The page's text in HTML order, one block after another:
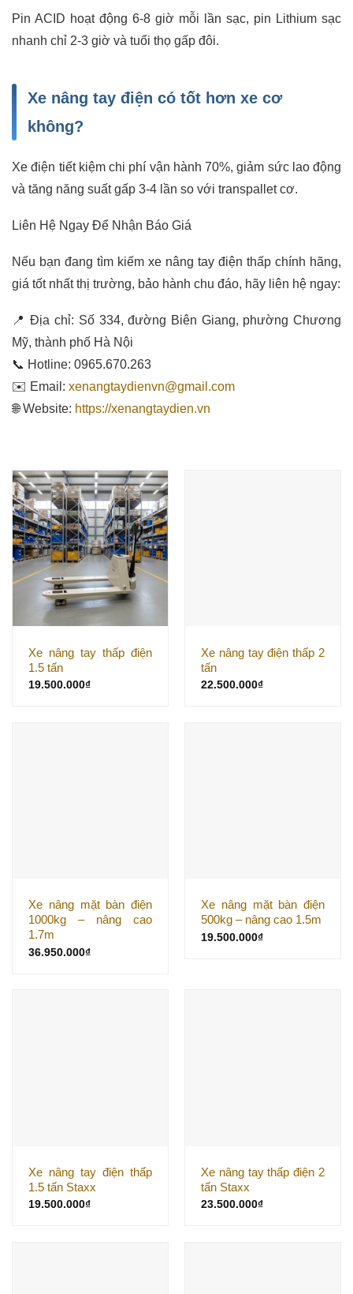
Pin ACID hoạt động 6-8 giờ mỗi lần sạc, pin Lithium sạc
nhanh chỉ 2-3 giờ và tuổi thọ gấp đôi.
Xe nâng tay điện có tốt hơn xe cơ
không?
Xe điện tiết kiệm chi phí vận hành 70%, giảm sức lao động
và tăng năng suất gấp 3-4 lần so với transpallet cơ.
Liên Hệ Ngay Để Nhận Báo Giá
Nếu bạn đang tìm kiếm xe nâng tay điện thấp chính hãng,
giá tốt nhất thị trường, bảo hành chu đáo, hãy liên hệ ngay:
📍 Địa chỉ: Số 334, đường Biên Giang, phường Chương
Mỹ, thành phố Hà Nội
📞 Hotline: 0965.670.263
✉️ Email: xenangtaydienvn@gmail.com
🌐 Website: https://xenangtaydien.vn
Xe nâng tay thấp điện
1.5 tấn
19.500.000₫
Xe nâng tay điện thấp 2
tấn
22.500.000₫
Xe nâng mặt bàn điện
1000kg – nâng cao
1.7m
36.950.000₫
Xe nâng mặt bàn điện
500kg – nâng cao 1.5m
19.500.000₫
Xe nâng tay điện thấp
1.5 tấn Staxx
19.500.000₫
Xe nâng tay thấp điện 2
tấn Staxx
23.500.000₫